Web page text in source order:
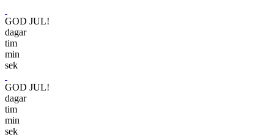
GOD JUL!
dagar
tim
min
sek
GOD JUL!
dagar
tim
min
sek